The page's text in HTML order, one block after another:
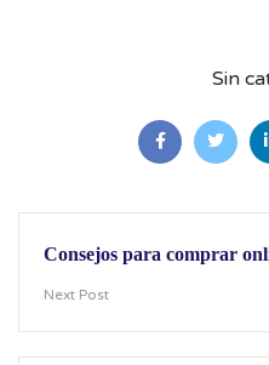
Sin
Consejos para comprar
Next Post